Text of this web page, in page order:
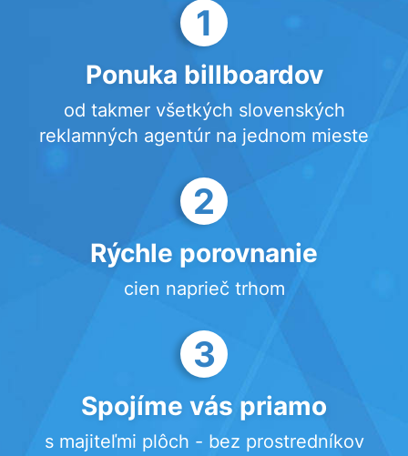
1
Ponuka billboardov
od takmer všetkých slovenských
reklamných agentúr na jednom mieste
2
Rýchle porovnanie
cien naprieč trhom
3
Spojíme vás priamo
s majiteľmi plôch - bez prostredníkov